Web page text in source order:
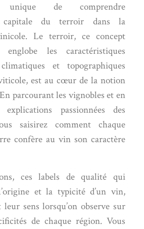
unique de comprendre
capitale du terroir dans la
Le terroir, ce concept
les caractéristiques
et topographiques
est au cœur de la notion
parcourant les vignobles et en
passionnées des
saisirez comment chaque
confère au vin son caractère
ces labels de qualité qui
et la typicité d’un vin,
sens lorsqu’on observe sur
de chaque région. Vous